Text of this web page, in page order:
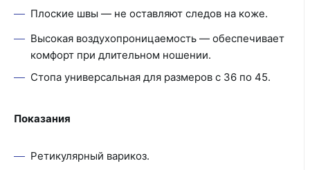
Плоские швы — не оставляют следов на коже.
Высокая воздухопроницаемость — обеспечивает
комфорт при длительном ношении.
Стопа универсальная для размеров с 36 по 45.
Показания
Ретикулярный варикоз.